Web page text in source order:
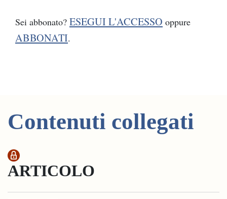
Sei abbonato? ESEGUI L'ACCESSO oppure
ABBONATI.
Contenuti collegati
ARTICOLO